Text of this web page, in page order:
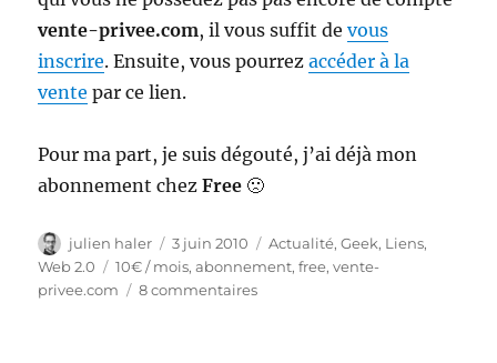
vente-privee.com, il vous suffit devous
inscrire. Ensuite, vous pourrezaccéder à la
vente par ce lien.
Pour ma part, je suis dégouté, j’ai déjà mon
abonnement chezFree 🙁
Auteur
julien haler
Publié
le
3 juin 2010 Catégories
Actualité,Geek, Liens,
Web 2.0
Étiquettes
10€ / mois,abonnement,free,vente-
privee.com
8 commentairessur